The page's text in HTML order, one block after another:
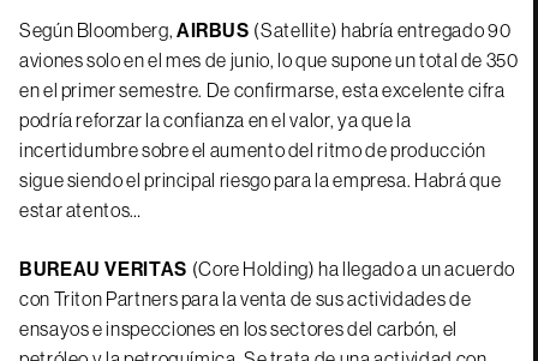
Según Bloomberg, AIRBUS (Satellite) habría entregado 90
aviones solo en el mes de junio, lo que supone un total de 350
en el primer semestre. De confirmarse, esta excelente cifra
podría reforzar la confianza en el valor, ya que la
incertidumbre sobre el aumento del ritmo de producción
sigue siendo el principal riesgo para la empresa. Habrá que
estar atentos…
BUREAU VERITAS (Core Holding) ha llegado a un acuerdo
con Triton Partners para la venta de sus actividades de
ensayos e inspecciones en los sectores del carbón, el